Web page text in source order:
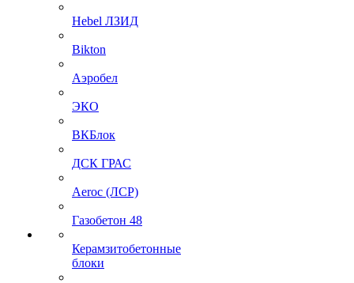
Hebel ЛЗИД
Bikton
Аэробел
ЭКО
ВКБлок
ДСК ГРАС
Aeroc (ЛСР)
Газобетон 48
Керамзитобетонные
блоки